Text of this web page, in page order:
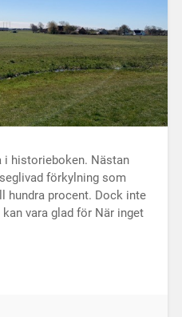
i historieboken. Nästan
förkylning som
hundra procent. Dock inte
vara glad för När inget